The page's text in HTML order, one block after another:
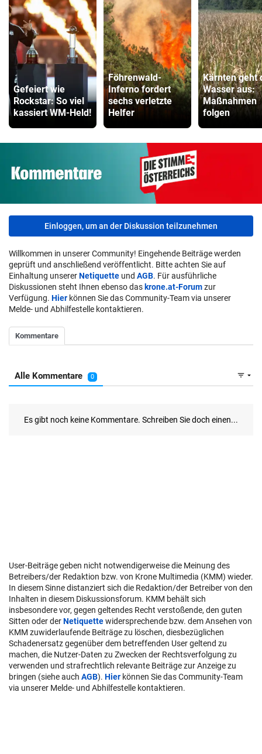
Fahrradanhänger Vergleich
ZUM VERGLEICH
Faszienrolle Vergleich
ZUM VERGLEICH
Hoverboard Vergleich
ZUM VERGLEICH
Gefeiert wie
Rockstar: So viel
kassiert WM-Held!
Föhrenwald-
Inferno fordert
sechs verletzte
Helfer
Kärnten geht
Wasser aus:
Maßnahmen
folgen
Einloggen, um an der Diskussion teilzunehmen
Willkommen in unserer Community! Eingehende Beiträge werden
geprüft und anschließend veröffentlicht. Bitte achten Sie auf
Einhaltung unsererNetiquette und AGB. Für ausführliche
Diskussionen steht Ihnen ebenso das krone.at-Forumzur
Verfügung. Hier können Sie das Community-Team via unserer
Melde- und Abhilfestelle kontaktieren.
User-Beiträge geben nicht notwendigerweise die Meinung des
Betreibers/der Redaktion bzw. von Krone Multimedia (KMM) wieder.
In diesem Sinne distanziert sich die Redaktion/der Betreiber von den
Inhalten in diesem Diskussionsforum. KMM behält sich
insbesondere vor, gegen geltendes Recht verstoßende, den guten
Sitten oder derNetiquettewidersprechende bzw. dem Ansehen von
KMM zuwiderlaufende Beiträge zu löschen, diesbezüglichen
Schadenersatz gegenüber dem betreffenden User geltend zu
machen, die Nutzer-Daten zu Zwecken der Rechtsverfolgung zu
verwenden und strafrechtlich relevante Beiträge zur Anzeige zu
bringen (siehe auch AGB). Hier können Sie das Community-Team
via unserer Melde- und Abhilfestelle kontaktieren.